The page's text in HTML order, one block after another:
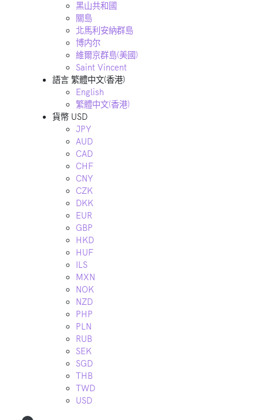
黑山共和國
關島
北馬利安納群島
博内尔
維爾京群島(美國)
Saint Vincent
語言 繁體中文(香港)
English
繁體中文(香港)
貨幣 USD
JPY
AUD
CAD
CHF
CNY
CZK
DKK
EUR
GBP
HKD
HUF
ILS
MXN
NOK
NZD
PHP
PLN
RUB
SEK
SGD
THB
TWD
USD